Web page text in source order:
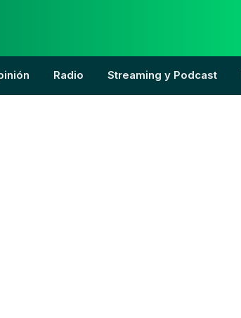
Radio Streaming y Podcast